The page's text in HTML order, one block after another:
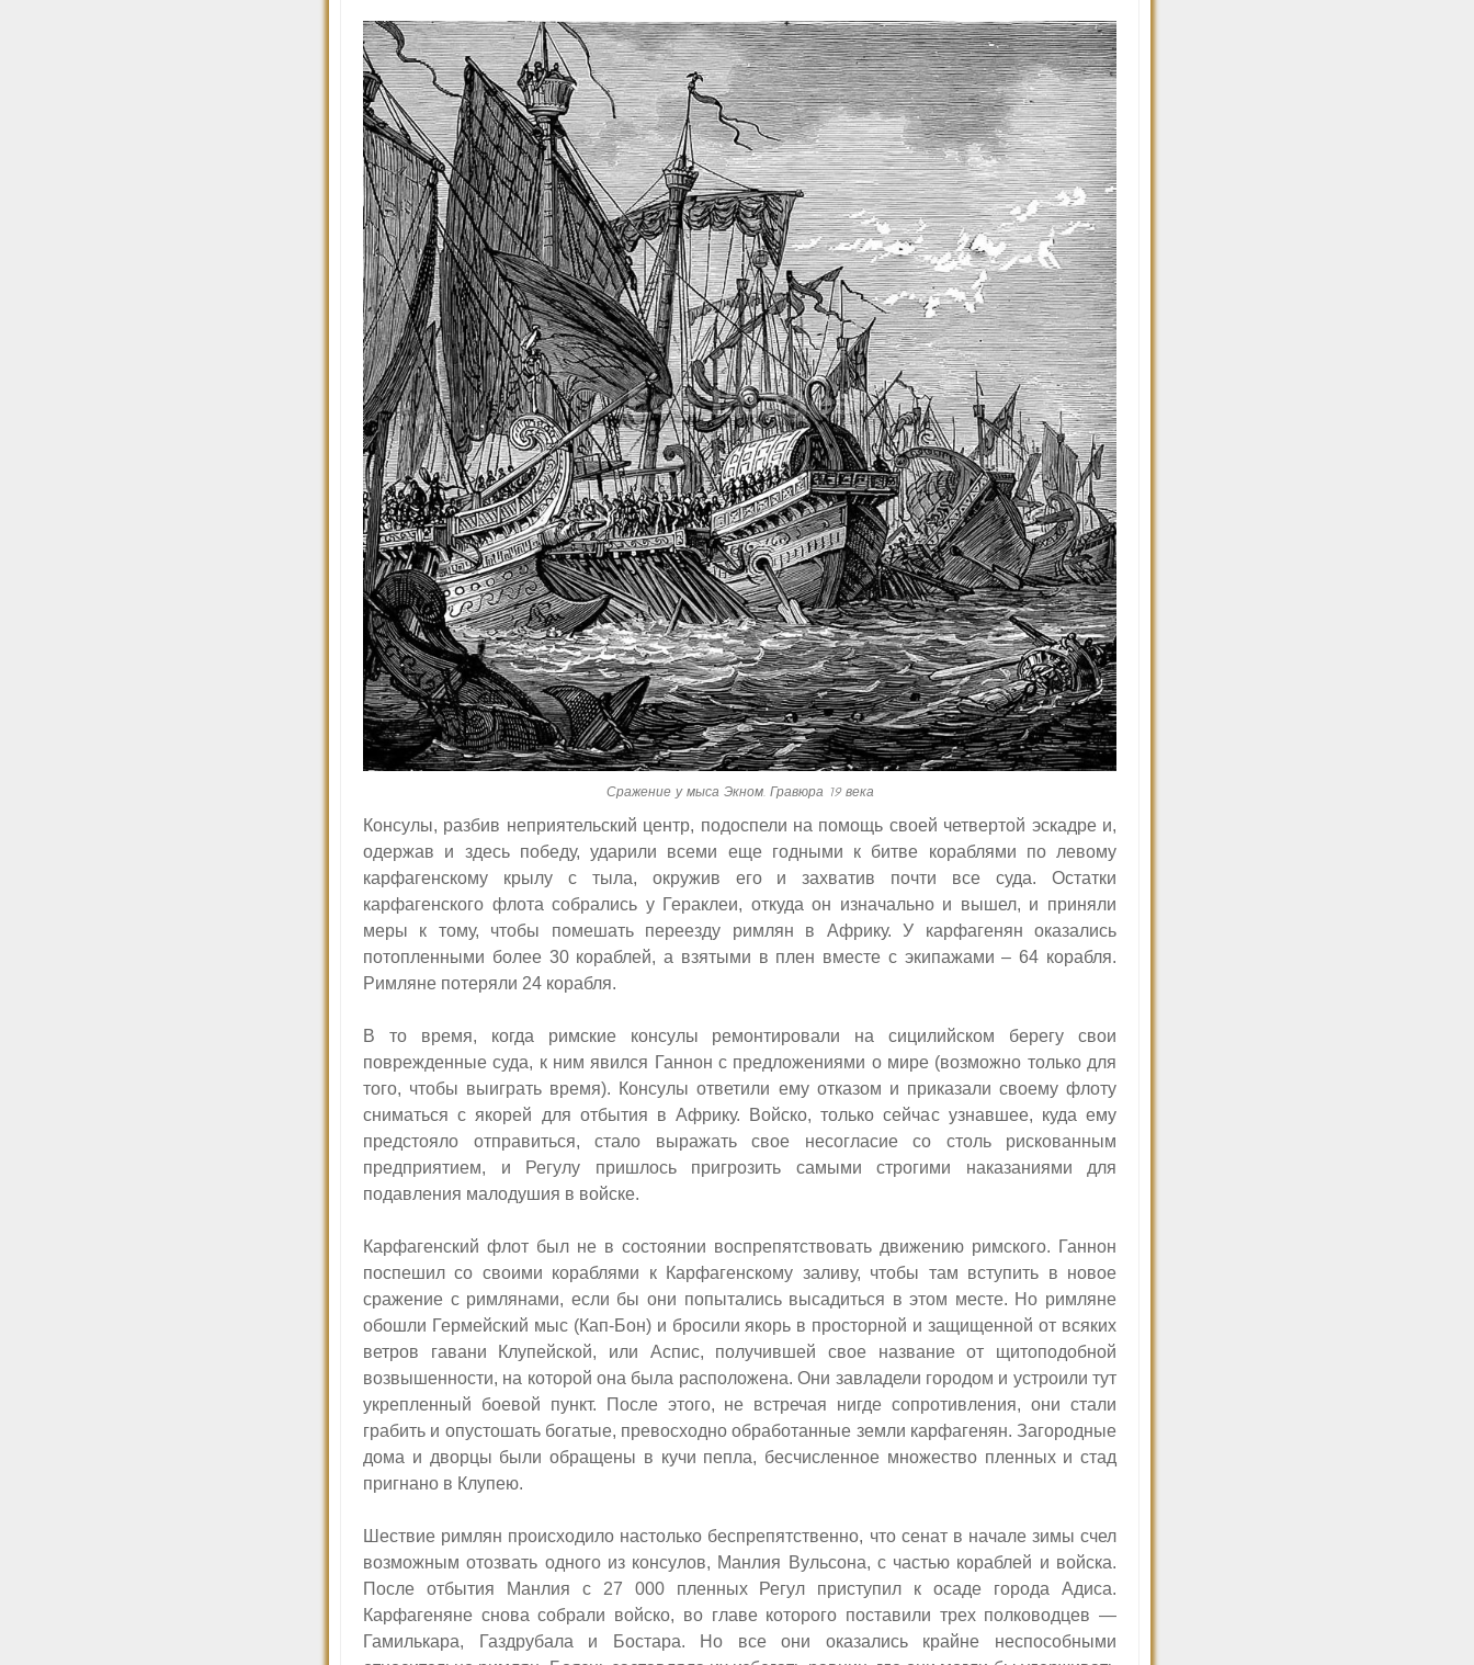
Сражение у мыса Экном. Гравюра 19 века
Консулы, разбив неприятельский центр, подоспели на помощь своей четвертой эскадре и,
одержав и здесь победу, ударили всеми еще годными к битве кораблями по левому
карфагенскому крылу с тыла, окружив его и захватив почти все суда. Остатки
карфагенского флота собрались у Гераклеи, откуда он изначально и вышел, и приняли
меры к тому, чтобы помешать переезду римлян в Африку. У карфагенян оказались
потопленными более 30 кораблей, а взятыми в плен вместе с экипажами – 64 корабля.
Римляне потеряли 24 корабля.
В то время, когда римские консулы ремонтировали на сицилийском берегу свои
поврежденные суда, к ним явился Ганнон с предложениями о мире (возможно только для
того, чтобы выиграть время). Консулы ответили ему отказом и приказали своему флоту
сниматься с якорей для отбытия в Африку. Войско, только сейчас узнавшее, куда ему
предстояло отправиться, стало выражать свое несогласие со столь рискованным
предприятием, и Регулу пришлось пригрозить самыми строгими наказаниями для
подавления малодушия в войске.
Карфагенский флот был не в состоянии воспрепятствовать движению римского. Ганнон
поспешил со своими кораблями к Карфагенскому заливу, чтобы там вступить в новое
сражение с римлянами, если бы они попытались высадиться в этом месте. Но римляне
обошли Гермейский мыс (Кап-Бон) и бросили якорь в просторной и защищенной от всяких
ветров гавани Клупейской, или Аспис, получившей свое название от щитоподобной
возвышенности, на которой она была расположена. Они завладели городом и устроили тут
укрепленный боевой пункт. После этого, не встречая нигде сопротивления, они стали
грабить и опустошать богатые, превосходно обработанные земли карфагенян. Загородные
дома и дворцы были обращены в кучи пепла, бесчисленное множество пленных и стад
пригнано в Клупею.
Шествие римлян происходило настолько беспрепятственно, что сенат в начале зимы счел
возможным отозвать одного из консулов, Манлия Вульсона, с частью кораблей и войска.
После отбытия Манлия с 27 000 пленных Регул приступил к осаде города Адиса.
Карфагеняне снова собрали войско, во главе которого поставили трех полководцев —
Гамилькара, Газдрубала и Бостара. Но все они оказались крайне неспособными